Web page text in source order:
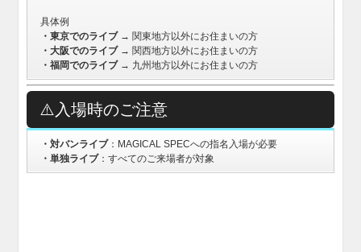
具体例
・東京でのライブ→ 関東地方以外にお住まいの方
・大阪でのライブ→ 関西地方以外にお住まいの方
・福岡でのライブ→ 九州地方以外にお住まいの方
⚠️入場時のご注意
・対バンライブ：MAGICAL SPECへの指名入場が必要
・単独ライブ：すべてのご来場者が対象